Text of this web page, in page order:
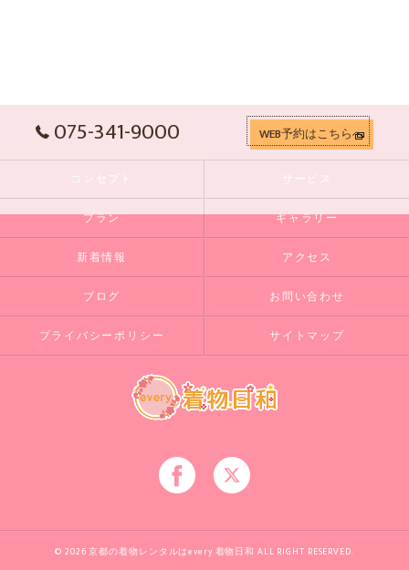
075-341-9000 WEB予約はこちらへ
コンセプト サービス
プラン ギャラリー
新着情報 アクセス
ブログ お問い合わせ
プライバシーポリシー サイトマップ
© 2026 京都の着物レンタルはevery 着物日和 ALL RIGHT RESERVED.